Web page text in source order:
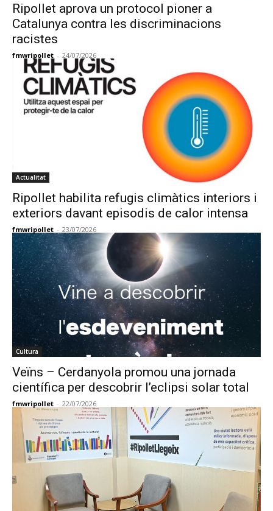
Ripollet aprova un protocol pioner a
Catalunya contra les discriminacions
racistes
fmwripollet - 24/07/2026
Actualitat
Ripollet habilita refugis climàtics interiors i
exteriors davant episodis de calor intensa
fmwripollet - 23/07/2026
Cultura
Veïns – Cerdanyola promou una jornada
científica per descobrir l’eclipsi solar total
fmwripollet - 22/07/2026